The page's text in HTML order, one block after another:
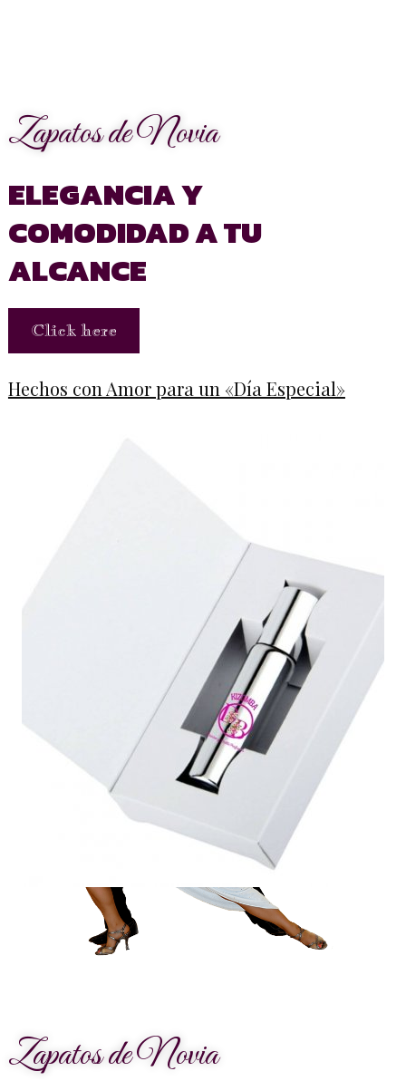
Zapatos de Novia
ELEGANCIA Y
COMODIDAD A TU
ALCANCE
Click here
Hechos con Amor para un «Día Especial»
Zapatos de Novia